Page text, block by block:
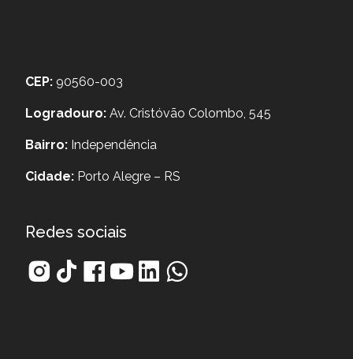
CEP: 90560-003
Logradouro: Av. Cristóvão Colombo, 545
Bairro: Independência
Cidade: Porto Alegre – RS
Redes sociais